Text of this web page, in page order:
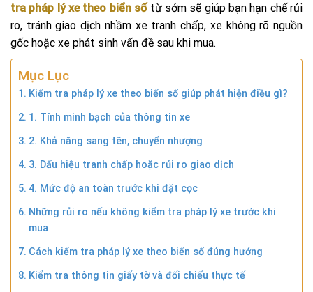
tra pháp lý xe theo biển sốtừ sớm sẽ giúp bạn hạn chế rủi
ro, tránh giao dịch nhầm xe tranh chấp, xe không rõ nguồn
gốc hoặc xe phát sinh vấn đề sau khi mua.
Mục Lục
Kiểm tra pháp lý xe theo biển số giúp phát hiện điều gì?
1. Tính minh bạch của thông tin xe
2. Khả năng sang tên, chuyển nhượng
3. Dấu hiệu tranh chấp hoặc rủi ro giao dịch
4. Mức độ an toàn trước khi đặt cọc
Những rủi ro nếu không kiểm tra pháp lý xe trước khi
mua
Cách kiểm tra pháp lý xe theo biển số đúng hướng
Kiểm tra thông tin giấy tờ và đối chiếu thực tế